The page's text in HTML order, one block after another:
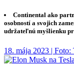
Continental ako
osobností a svojich
udržateľnú myšlienku
18. mája 2023 | Foto: